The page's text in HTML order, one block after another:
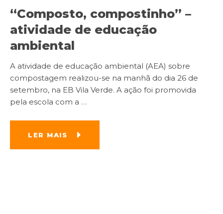
“Composto, compostinho” –
atividade de educação
ambiental
A atividade de educação ambiental (AEA) sobre
compostagem realizou-se na manhã do dia 26 de
setembro, na EB Vila Verde. A ação foi promovida
pela escola com a …
LER MAIS